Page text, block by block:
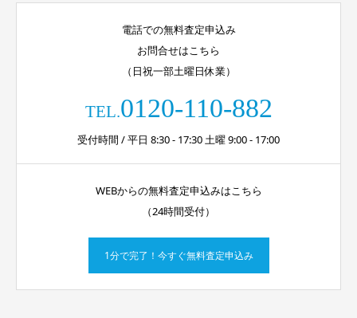
電話での無料査定申込み
お問合せはこちら
（日祝一部土曜日休業）
TEL.0120-110-882
受付時間 / 平日 8:30 - 17:30 土曜 9:00 - 17:00
WEBからの無料査定申込みはこちら
（24時間受付）
1分で完了！今すぐ無料査定申込み